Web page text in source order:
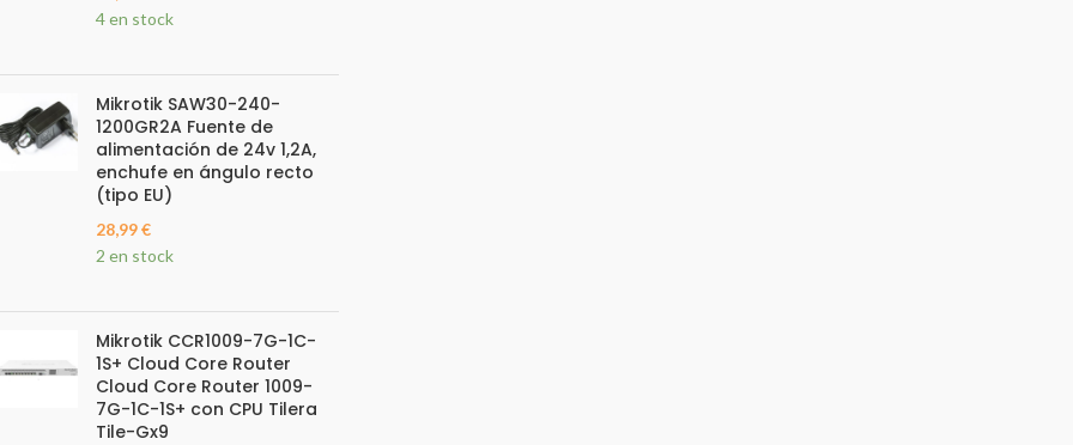
4 en stock
Mikrotik SAW30-240-
1200GR2A Fuente de
alimentación de 24v 1,2A,
enchufe en ángulo recto
(tipo EU)
28,99€
2 en stock
Mikrotik CCR1009-7G-1C-
1S+ Cloud Core Router
Cloud Core Router 1009-
7G-1C-1S+ con CPU Tilera
Tile-Gx9